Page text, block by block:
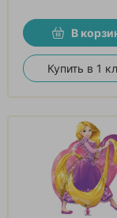
В
Купить в 1